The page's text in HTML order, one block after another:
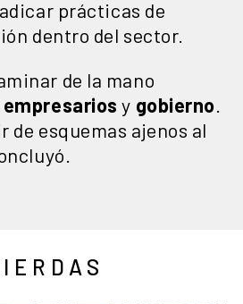
prácticas de
dentro del sector.
de la mano
empresarios y gobierno
de esquemas ajenos al